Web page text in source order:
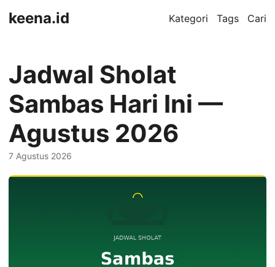
keena.id Kategori Tags Cari
Jadwal Sholat
Sambas Hari Ini —
Agustus 2026
7 Agustus 2026